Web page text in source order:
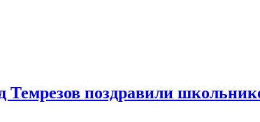
поздравили